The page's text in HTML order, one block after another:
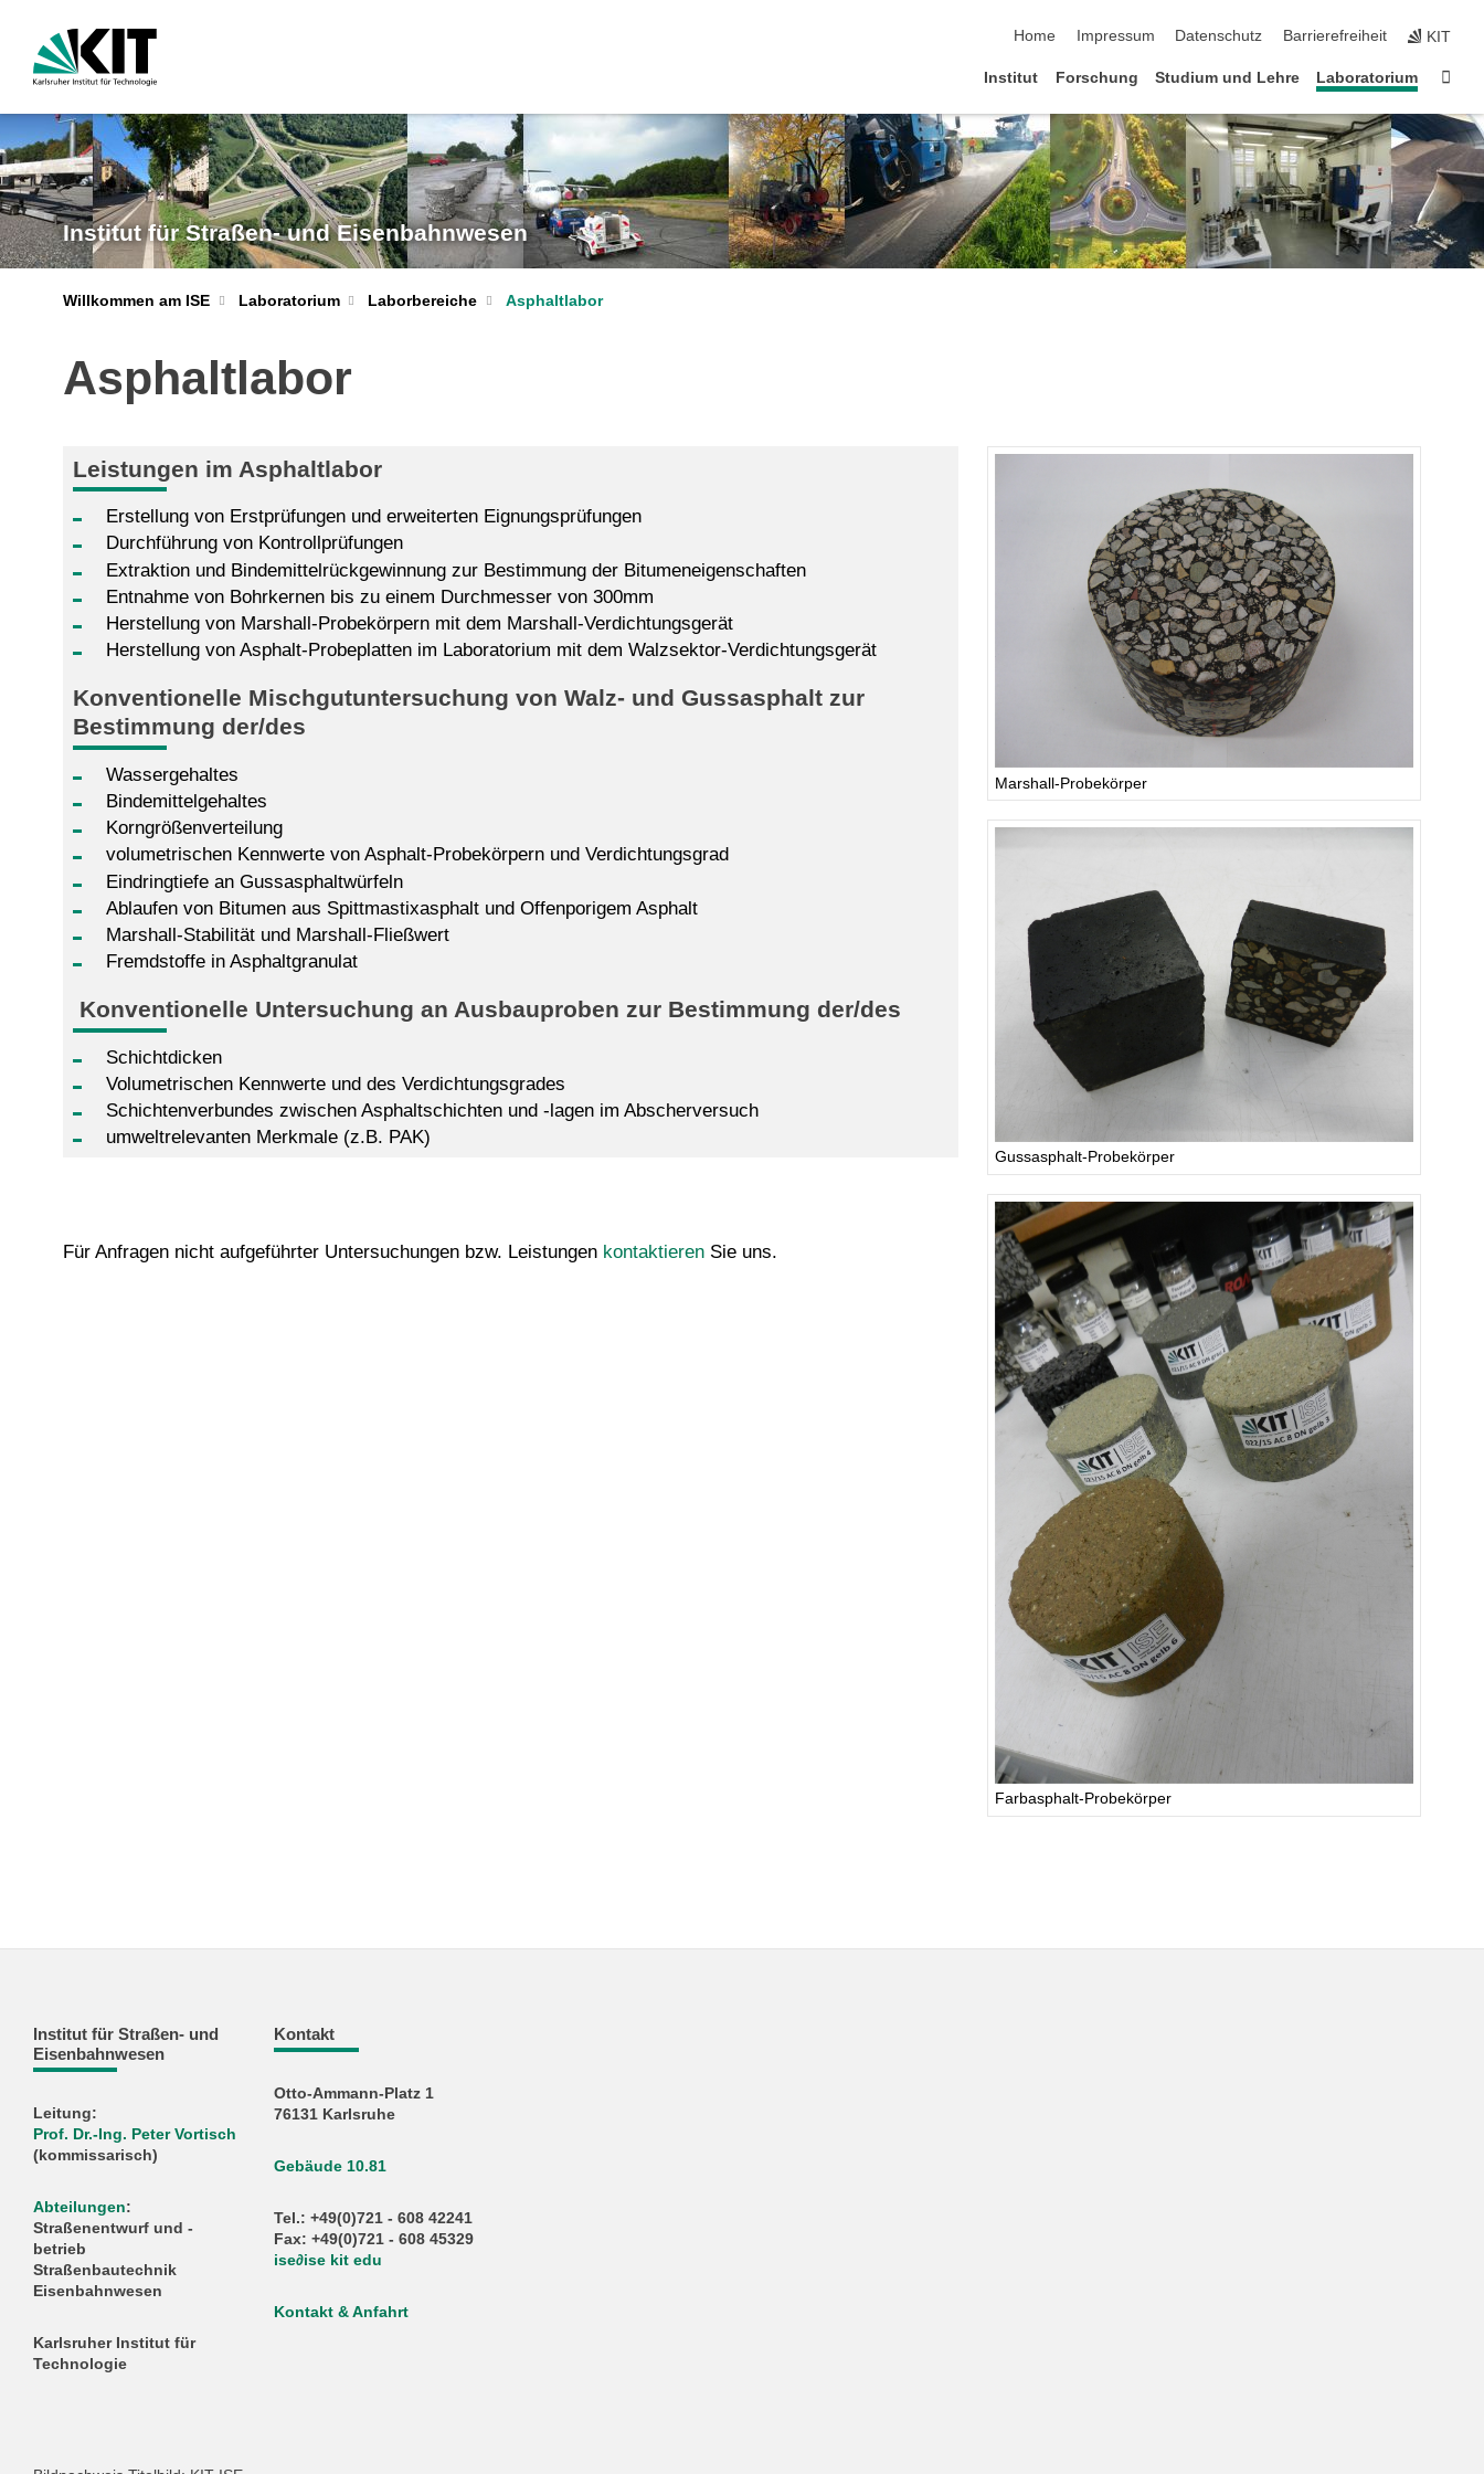
Home
Impressum Datenschutz Barrierefreiheit KIT
Institut Forschung Studium und Lehre Laboratorium
Institut für Straßen- und Eisenbahnwesen
Willkommen am ISE Laboratorium Laborbereiche Asphaltlabor
Asphaltlabor
Leistungen im Asphaltlabor
Erstellung von Erstprüfungen und erweiterten Eignungsprüfungen
Durchführung von Kontrollprüfungen
Extraktion und Bindemittelrückgewinnung zur Bestimmung der Bitumeneigenschaften
Entnahme von Bohrkernen bis zu einem Durchmesser von 300mm
Herstellung von Marshall-Probekörpern mit dem Marshall-Verdichtungsgerät
Herstellung von Asphalt-Probeplatten im Laboratorium mit dem Walzsektor-Verdichtungsgerät
Konventionelle Mischgutuntersuchung von Walz- und Gussasphalt zur
Bestimmung der/des
Wassergehaltes
Bindemittelgehaltes
Korngrößenverteilung
volumetrischen Kennwerte von Asphalt-Probekörpern und Verdichtungsgrad
Eindringtiefe an Gussasphaltwürfeln
Ablaufen von Bitumen aus Spittmastixasphalt und Offenporigem Asphalt
Marshall-Stabilität und Marshall-Fließwert
Fremdstoffe in Asphaltgranulat
Konventionelle Untersuchung an Ausbauproben zur Bestimmung der/des
Schichtdicken
Volumetrischen Kennwerte und des Verdichtungsgrades
Schichtenverbundes zwischen Asphaltschichten und -lagen im Abscherversuch
umweltrelevanten Merkmale (z.B. PAK)
Für Anfragen nicht aufgeführter Untersuchungen bzw. Leistungen kontaktieren Sie uns.
Marshall-Probekörper
Gussasphalt-Probekörper
Farbasphalt-Probekörper
Institut für Straßen- und
Eisenbahnwesen
Leitung:
Prof. Dr.-Ing. Peter Vortisch
(kommissarisch)
Abteilungen:
Straßenentwurf und -
betrieb
Straßenbautechnik
Eisenbahnwesen
Karlsruher Institut für
Technologie
Kontakt
Otto-Ammann-Platz 1
76131 Karlsruhe
Gebäude 10.81
Tel.: +49(0)721 - 608 42241
Fax: +49(0)721 - 608 45329
ise∂ise kit edu
Kontakt & Anfahrt